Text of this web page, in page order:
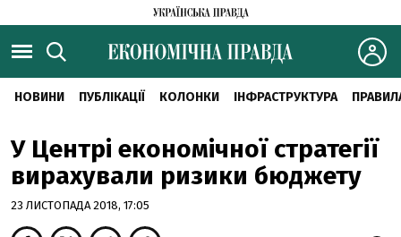
НОВИНИ ПУБЛІКАЦІЇ КОЛОНКИ ІНФРАСТРУКТУРА
У Центрі економічної стратегії
вирахували ризики бюджету
23 ЛИСТОПАДА 2018, 17:05